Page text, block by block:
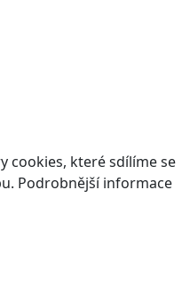
cookies, které sdílíme se
Podrobnější informace